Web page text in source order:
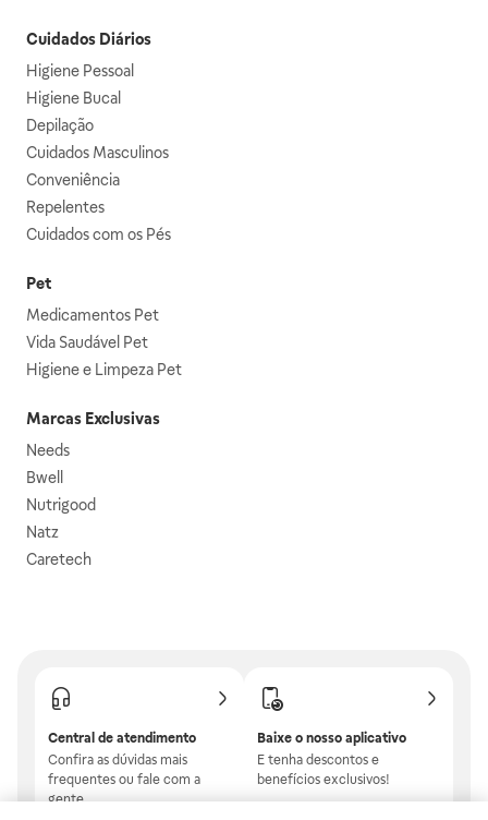
Cuidados Diários
Higiene Pessoal
Higiene Bucal
Depilação
Cuidados Masculinos
Conveniência
Repelentes
Cuidados com os Pés
Pet
Medicamentos Pet
Vida Saudável Pet
Higiene e Limpeza Pet
Marcas Exclusivas
Needs
Bwell
Nutrigood
Natz
Caretech
Central de atendimento
Confira as dúvidas mais
frequentes ou fale com a
gente.
Baixe o nosso aplicativo
E tenha descontos e
benefícios exclusivos!